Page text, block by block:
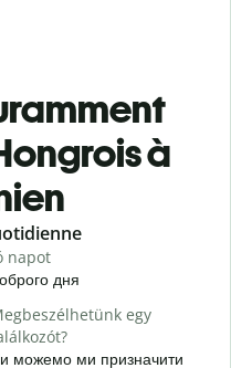
à
napot
дня
egy
можемо ми призначити